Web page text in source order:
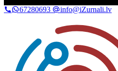
67280693 info@iZurnali.lv